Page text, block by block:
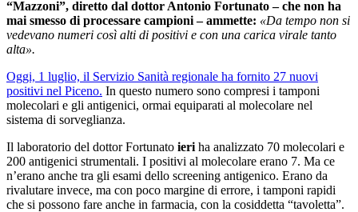
“Mazzoni”, diretto dal dottor Antonio Fortunato – che non ha
mai smesso di processare campioni – ammette: «Da tempo non si
vedevano numeri così alti di positivi e con una carica virale tanto
alta».
Oggi, 1 luglio, il Servizio Sanità regionale ha fornito 27 nuovi
positivi nel Piceno. In questo numero sono compresi i tamponi
molecolari e gli antigenici, ormai equiparati al molecolare nel
sistema di sorveglianza.
Il laboratorio del dottor Fortunato ieri ha analizzato 70 molecolari e
200 antigenici strumentali. I positivi al molecolare erano 7. Ma ce
n’erano anche tra gli esami dello screening antigenico. Erano da
rivalutare invece, ma con poco margine di errore, i tamponi rapidi
che si possono fare anche in farmacia, con la cosiddetta “tavoletta”.